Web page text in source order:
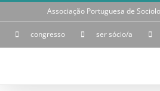
Skip
Associação Portuguesa de
congresso ser sócio/a